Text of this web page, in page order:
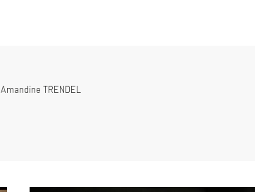
Amandine TRENDEL